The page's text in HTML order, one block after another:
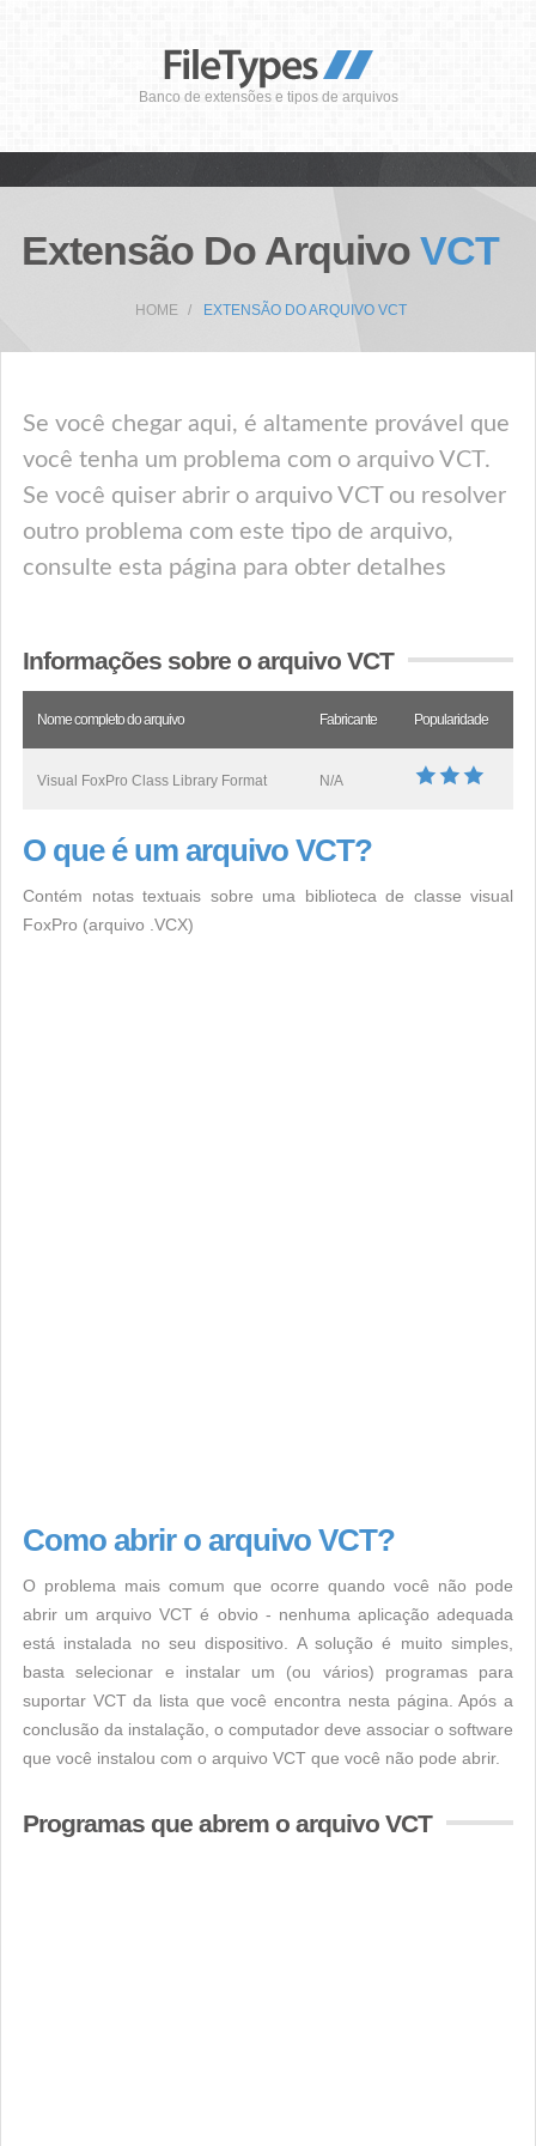
Banco de extensões e tipos de arquivos
Extensão Do Arquivo VCT
HOME EXTENSÃO DO ARQUIVO VCT
Se você chegar aqui, é altamente provável que
você tenha um problema com o arquivo VCT.
Se você quiser abrir o arquivo VCT ou resolver
outro problema com este tipo de arquivo,
consulte esta página para obter detalhes
Informações sobre o arquivo VCT
Nome completo do arquivo Fabricante Popularidade
Visual FoxPro Class Library Format N/A
O que é um arquivo VCT?
Contém notas textuais sobre uma biblioteca de classe visual
FoxPro (arquivo .VCX)
Como abrir o arquivo VCT?
O problema mais comum que ocorre quando você não pode
abrir um arquivo VCT é obvio - nenhuma aplicação adequada
está instalada no seu dispositivo. A solução é muito simples,
basta selecionar e instalar um (ou vários) programas para
suportar VCT da lista que você encontra nesta página. Após a
conclusão da instalação, o computador deve associar o software
que você instalou com o arquivo VCT que você não pode abrir.
Programas que abrem o arquivo VCT